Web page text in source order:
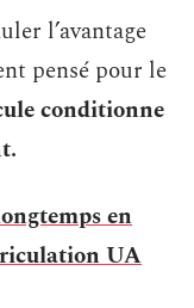
l’avantage
pensé pour le
conditionne
en
UA